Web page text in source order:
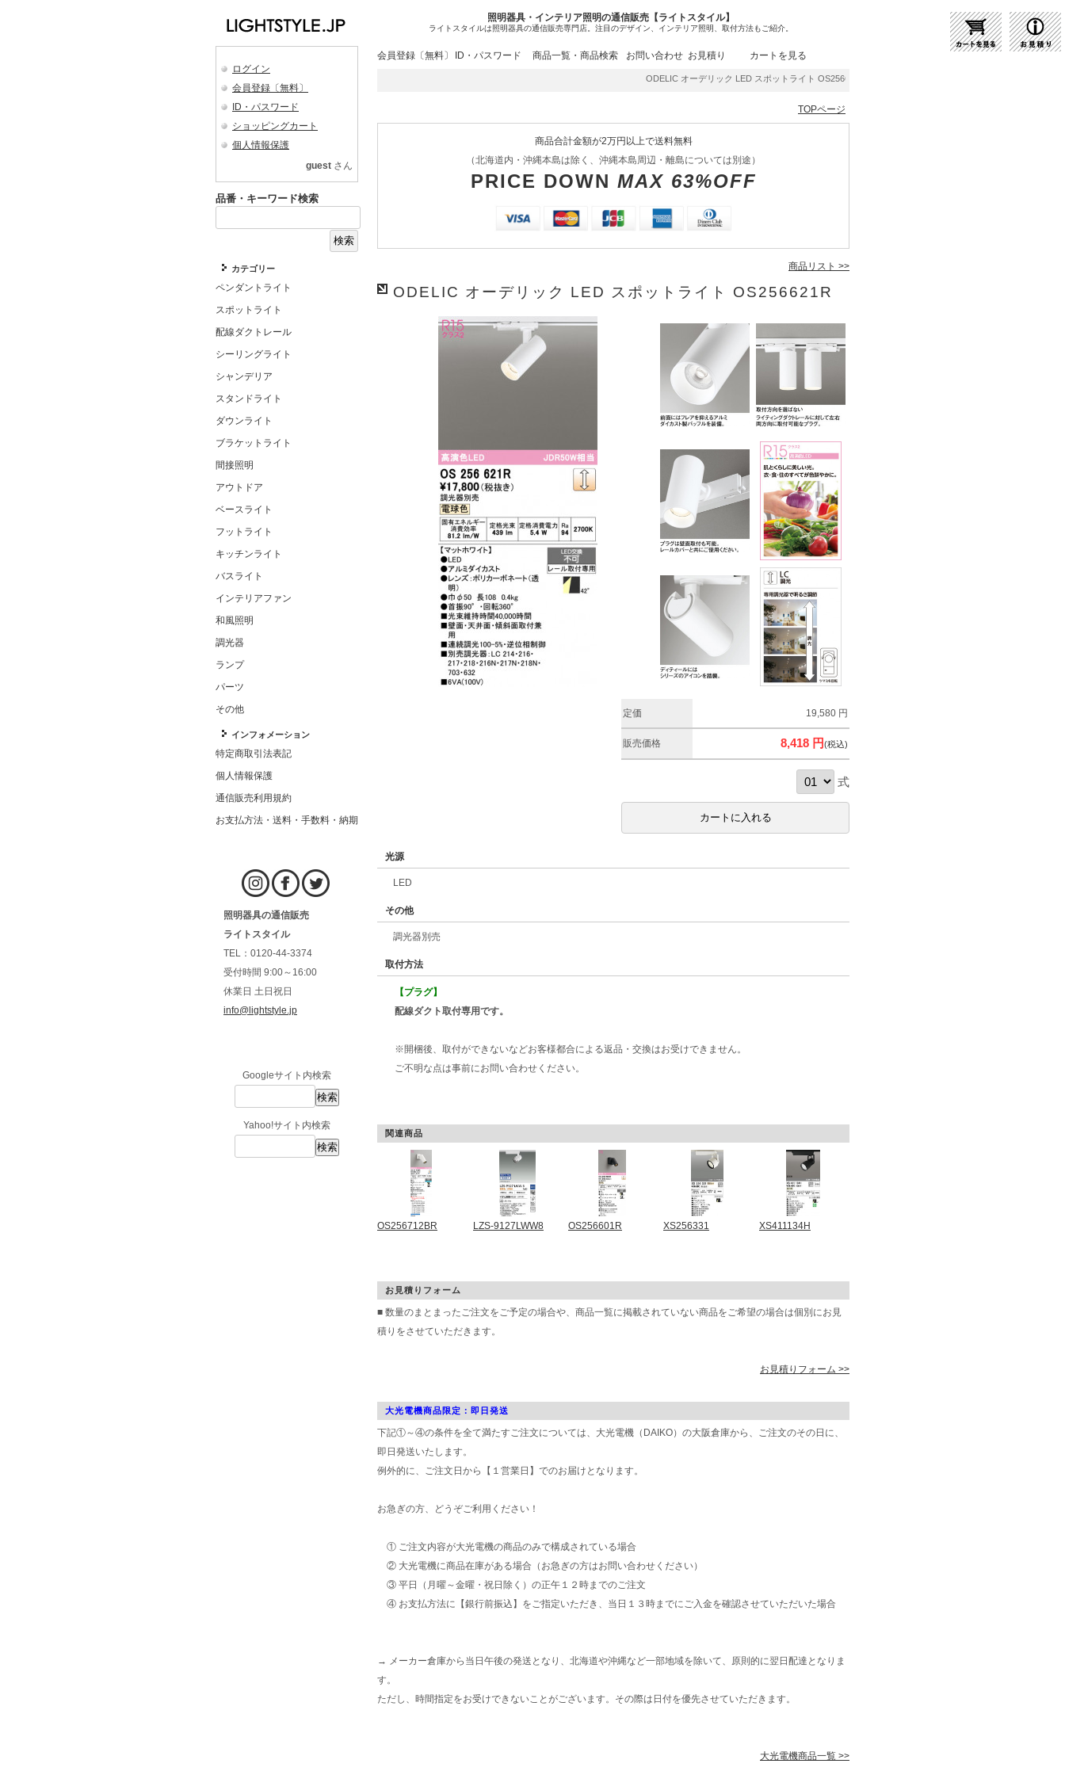
照明器具・インテリア照明の通信販売【ライトスタイル】
ライトスタイルは照明器具の通信販売専門店。注目のデザイン、インテリア照明、取付方法もご紹介。
ログイン
会員登録〔無料〕
ID・パスワード
ショッピングカート
個人情報保護
guest さん
品番・キーワード検索
カテゴリー
ペンダントライト
スポットライト
配線ダクトレール
シーリングライト
シャンデリア
スタンドライト
ダウンライト
ブラケットライト
間接照明
アウトドア
ベースライト
フットライト
キッチンライト
バスライト
インテリアファン
和風照明
調光器
ランプ
パーツ
その他
インフォメーション
特定商取引法表記
個人情報保護
通信販売利用規約
お支払方法・送料・手数料・納期
照明器具の通信販売
ライトスタイル
TEL：0120-44-3374
受付時間 9:00～16:00
休業日 土日祝日
info@lightstyle.jp
Googleサイト内検索
Yahoo!サイト内検索
会員登録〔無料〕 ID・パスワード 商品一覧・商品検索 お問い合わせ お見積り カートを見る
ODELIC オーデリック LED スポットライト OS256621R | 商品紹介 | 照明器具の通販・インテリア照明の通信
TOPページ
商品合計金額が2万円以上で送料無料
（北海道内・沖縄本島は除く、沖縄本島周辺・離島については別途）
PRICE DOWN MAX 63%OFF
商品リスト >>
ODELIC オーデリック LED スポットライト OS256621R
定価 19,580 円
販売価格 8,418 円(税込)
式
光源
LED
その他
調光器別売
取付方法
【プラグ】
配線ダクト取付専用です。
※開梱後、取付ができないなどお客様都合による返品・交換はお受けできません。
ご不明な点は事前にお問い合わせください。
関連商品
OS256712BR LZS-9127LWW8 OS256601R XS256331 XS411134H
お見積りフォーム
■ 数量のまとまったご注文をご予定の場合や、商品一覧に掲載されていない商品をご希望の場合は個別にお見
積りをさせていただきます。
お見積りフォーム >>
大光電機商品限定：即日発送
下記①～④の条件を全て満たすご注文については、大光電機（DAIKO）の大阪倉庫から、ご注文のその日に、
即日発送いたします。
例外的に、ご注文日から【１営業日】でのお届けとなります。
お急ぎの方、どうぞご利用ください！
① ご注文内容が大光電機の商品のみで構成されている場合
② 大光電機に商品在庫がある場合（お急ぎの方はお問い合わせください）
③ 平日（月曜～金曜・祝日除く）の正午１２時までのご注文
④ お支払方法に【銀行前振込】をご指定いただき、当日１３時までにご入金を確認させていただいた場合
→ メーカー倉庫から当日午後の発送となり、北海道や沖縄など一部地域を除いて、原則的に翌日配達となりま
す。
ただし、時間指定をお受けできないことがございます。その際は日付を優先させていただきます。
大光電機商品一覧 >>